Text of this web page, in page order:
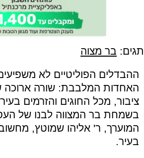
תגים: בר מצוה
ההבדלים הפוליטיים לא
האחדות המלבבת: שורה ארוכה
ציבור, מכל החוגים והזרמים
בשמחת בר המצווה לבנו של
המוערך, ר' אליהו שמוטץ,
בעיר.